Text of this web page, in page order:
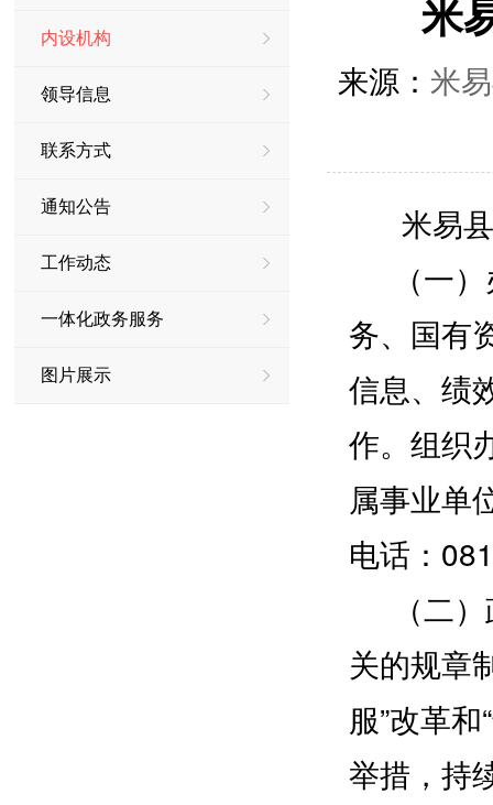
内设机构
领导信息
联系方式
通知公告
工作动态
一体化政务服务
图片展示
米
来源： 米
米易县
（一）
务、国有
信息、绩
作。组织
属事业单
电话：
（二）
关的规章
服”改革
举措，持